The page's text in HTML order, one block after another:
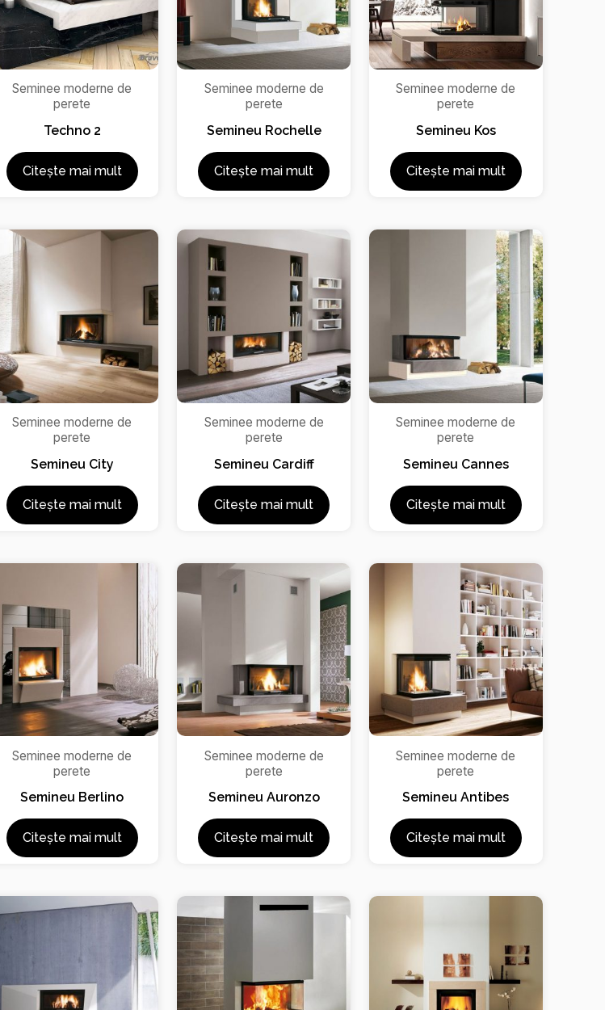
Seminee moderne de
perete
Techno 2
Citește mai mult
Seminee moderne de
perete
Semineu Rochelle
Citește mai mult
Seminee moderne de
perete
Semineu Kos
Citește mai mult
Seminee moderne de
perete
Semineu City
Citește mai mult
Seminee moderne de
perete
Semineu Cardiff
Citește mai mult
Seminee moderne de
perete
Semineu Cannes
Citește mai mult
Seminee moderne de
perete
Semineu Berlino
Citește mai mult
Seminee moderne de
perete
Semineu Auronzo
Citește mai mult
Seminee moderne de
perete
Semineu Antibes
Citește mai mult